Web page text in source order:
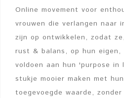
Online movement voor
vrouwen die verlangen naar
zijn op ontwikkelen, zodat
rust & balans, op hun eigen,
voldoen aan hun 'purpose in
stukje mooier maken met hun
toegevoegde waarde,